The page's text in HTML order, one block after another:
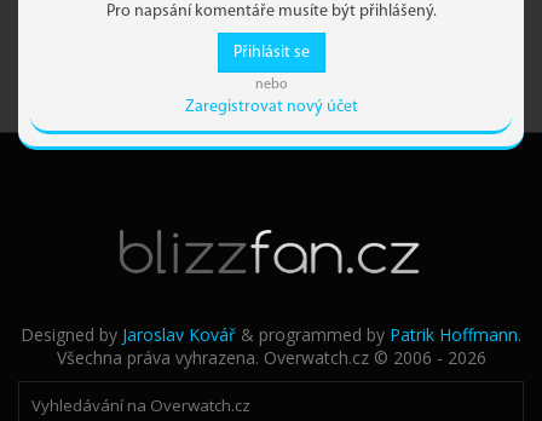
Pro napsání komentáře musíte být přihlášený.
Přihlásit se
nebo
Zaregistrovat nový účet
Designed by Jaroslav Kovář & programmed by Patrik Hoffmann.
Všechna práva vyhrazena. Overwatch.cz © 2006 - 2026